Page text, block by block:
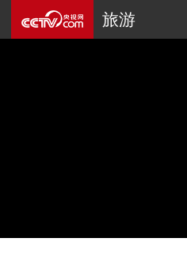
旅游